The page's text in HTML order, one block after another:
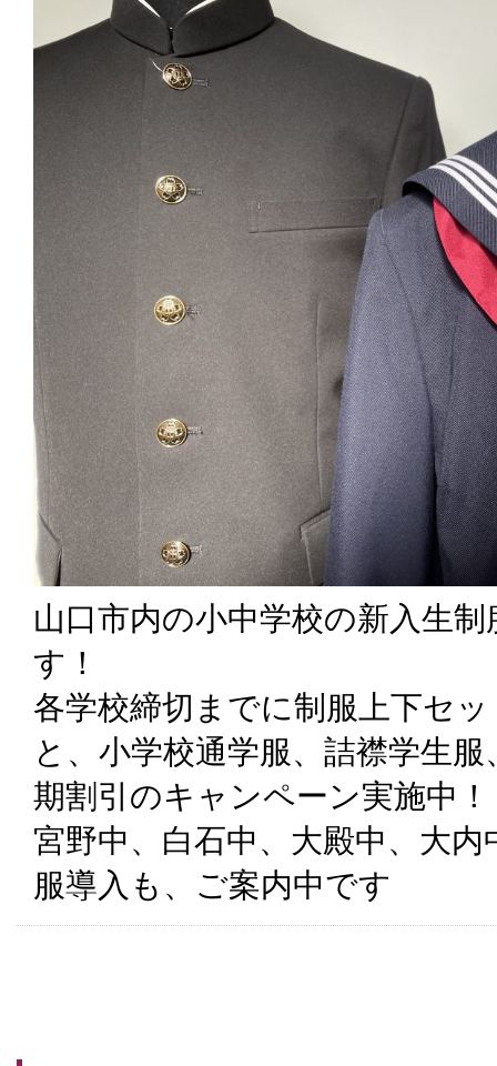
山口市内の小中学校の新入生
す！
各学校締切までに制服上下セ
と、小学校通学服、詰襟学生
期割引のキャンペーン実施中！
宮野中、白石中、大殿中、大
服導入も、ご案内中です